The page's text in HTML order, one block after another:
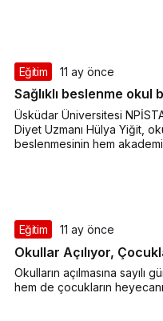
Eğitim 11 ay önce
Sağlıklı beslenme okul
Üsküdar Üniversitesi
Diyet Uzmanı Hülya Yiğit,
beslenmesinin hem
Eğitim 11 ay önce
Okullar Açılıyor,
Okulların açılmasına sayılı
hem de çocukların